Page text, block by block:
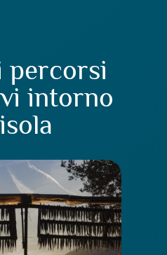
percorsi
intorno